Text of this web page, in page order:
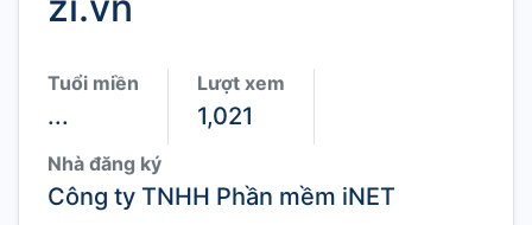
Tuổi miền
...
Lượt xem
1,021
Nhà đăng ký
Công ty TNHH Phần mềm iNET